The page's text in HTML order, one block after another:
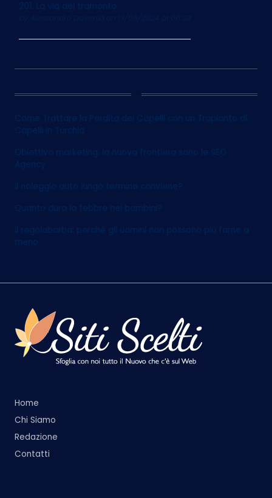
201. La via del tramonto
on 13/05/2024 at 06:03
12
Come Trattare la Perdita dei Capelli con un Trapianto di
Capelli in Turchia
Obiettivo marketing: la nuova frontiera sono le SEO
Agency
Il noleggio auto lungo termine conviene?
Quanto dura la febbre nei bambini?
Il regolabarba: perché gli uomini non possono più farne a
meno
Home
Chi Siamo
Redazione
Contatti